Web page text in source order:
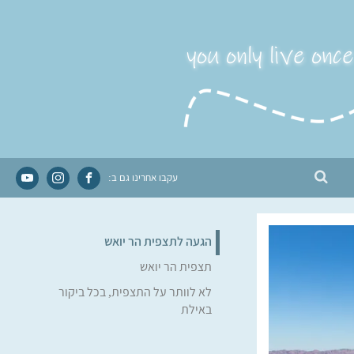
you only live once
עקבו אחרינו גם ב:
הגעה לתצפית הר יואש
תצפית הר יואש
לא לוותר על התצפית, בכל ביקור
באילת